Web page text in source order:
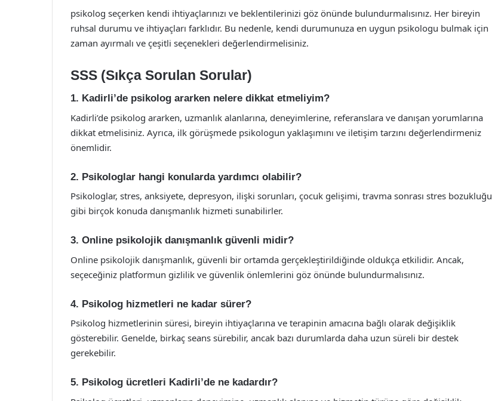
psikolog seçerken kendi ihtiyaçlarınızı ve beklentilerinizi göz önünde bulundurmalısınız. Her bireyin
ruhsal durumu ve ihtiyaçları farklıdır. Bu nedenle, kendi durumunuza en uygun psikologu bulmak için
zaman ayırmalı ve çeşitli seçenekleri değerlendirmelisiniz.
SSS (Sıkça Sorulan Sorular)
1. Kadirli’de psikolog ararken nelere dikkat etmeliyim?
Kadirli’de psikolog ararken, uzmanlık alanlarına, deneyimlerine, referanslara ve danışan yorumlarına
dikkat etmelisiniz. Ayrıca, ilk görüşmede psikologun yaklaşımını ve iletişim tarzını değerlendirmeniz
önemlidir.
2. Psikologlar hangi konularda yardımcı olabilir?
Psikologlar, stres, anksiyete, depresyon, ilişki sorunları, çocuk gelişimi, travma sonrası stres bozukluğu
gibi birçok konuda danışmanlık hizmeti sunabilirler.
3. Online psikolojik danışmanlık güvenli midir?
Online psikolojik danışmanlık, güvenli bir ortamda gerçekleştirildiğinde oldukça etkilidir. Ancak,
seçeceğiniz platformun gizlilik ve güvenlik önlemlerini göz önünde bulundurmalısınız.
4. Psikolog hizmetleri ne kadar sürer?
Psikolog hizmetlerinin süresi, bireyin ihtiyaçlarına ve terapinin amacına bağlı olarak değişiklik
gösterebilir. Genelde, birkaç seans sürebilir, ancak bazı durumlarda daha uzun süreli bir destek
gerekebilir.
5. Psikolog ücretleri Kadirli’de ne kadardır?